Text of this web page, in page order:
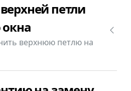
+7(812)9563854 и
стоить замена верхней
пвх в Вашем случае.
петли
окна
верхнюю петлю на